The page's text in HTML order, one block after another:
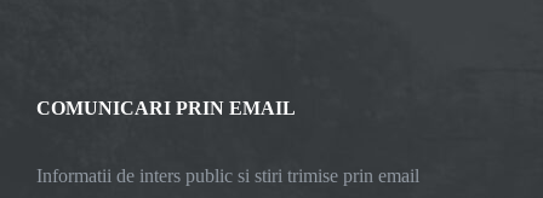
COMUNICARI PRIN EMAIL
Informatii de inters public si stiri trimise prin email